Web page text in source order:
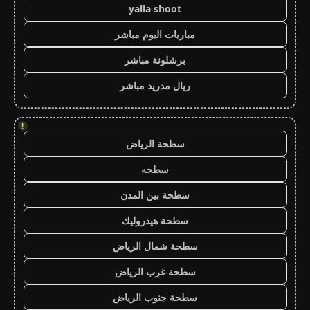
yalla shoot
مباريات اليوم مباشر
برشلونة مباشر
ريال مدريد مباشر
!
سطحة الرياض
سطحه
سطحة بين المدن
سطحة هيدروليك
سطحة شمال الرياض
سطحة غرب الرياض
سطحة جنوب الرياض